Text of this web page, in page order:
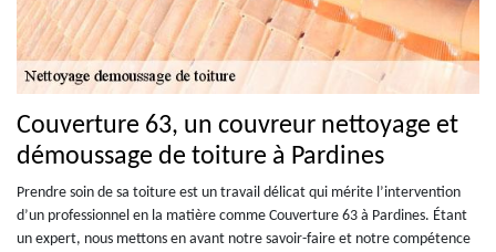
Couverture 63, un couvreur nettoyage et
démoussage de toiture à Pardines
Prendre soin de sa toiture est un travail délicat qui mérite l’intervention
d’un professionnel en la matière comme Couverture 63 à Pardines. Étant
un expert, nous mettons en avant notre savoir-faire et notre compétence